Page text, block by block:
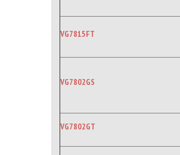
VG7815FT
VG7802GS
VG7802GT